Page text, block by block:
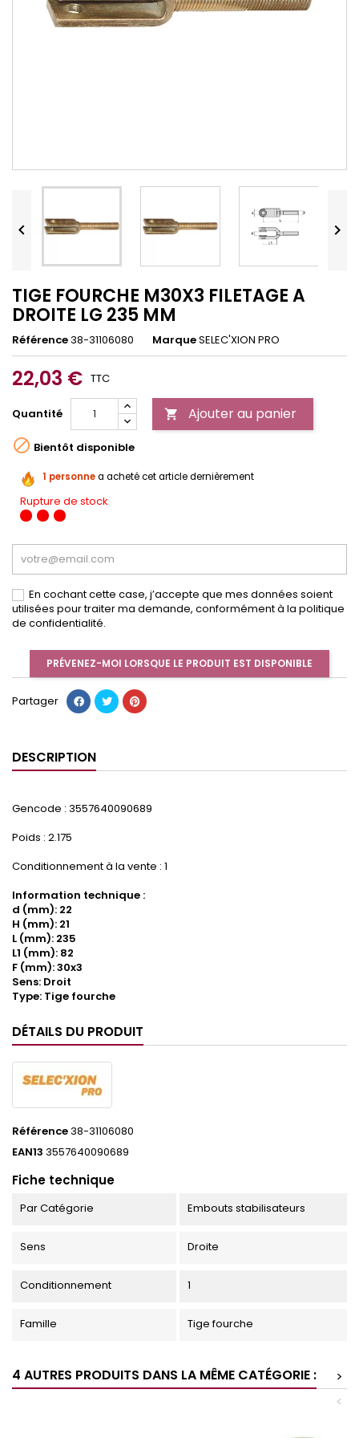
 
TIGE FOURCHE M30X3 FILETAGE A
DROITE LG 235 MM
Référence38-31106080 MarqueSELEC'XION PRO
22,03 € TTC
Quantité  Ajouter au panier
 Bientôt disponible
1 personnea acheté cet article dernièrement
Rupture de stock
En cochant cette case, j’accepte que mes données soient
utilisées pour traiter ma demande, conformément à la politique
de confidentialité.
PRÉVENEZ-MOI LORSQUE LE PRODUIT EST DISPONIBLE
Partager
DESCRIPTION
Gencode : 3557640090689
Poids : 2.175
Conditionnement à la vente : 1
Information technique :
d (mm): 22
H (mm): 21
L (mm): 235
L1 (mm): 82
F (mm): 30x3
Sens: Droit
Type: Tige fourche
DÉTAILS DU PRODUIT
Référence38-31106080
EAN13 3557640090689
Fiche technique
Par Catégorie Embouts stabilisateurs
Sens Droite
Conditionnement 1
Famille Tige fourche
4 AUTRES PRODUITS DANS LA MÊME CATÉGORIE :
>
<